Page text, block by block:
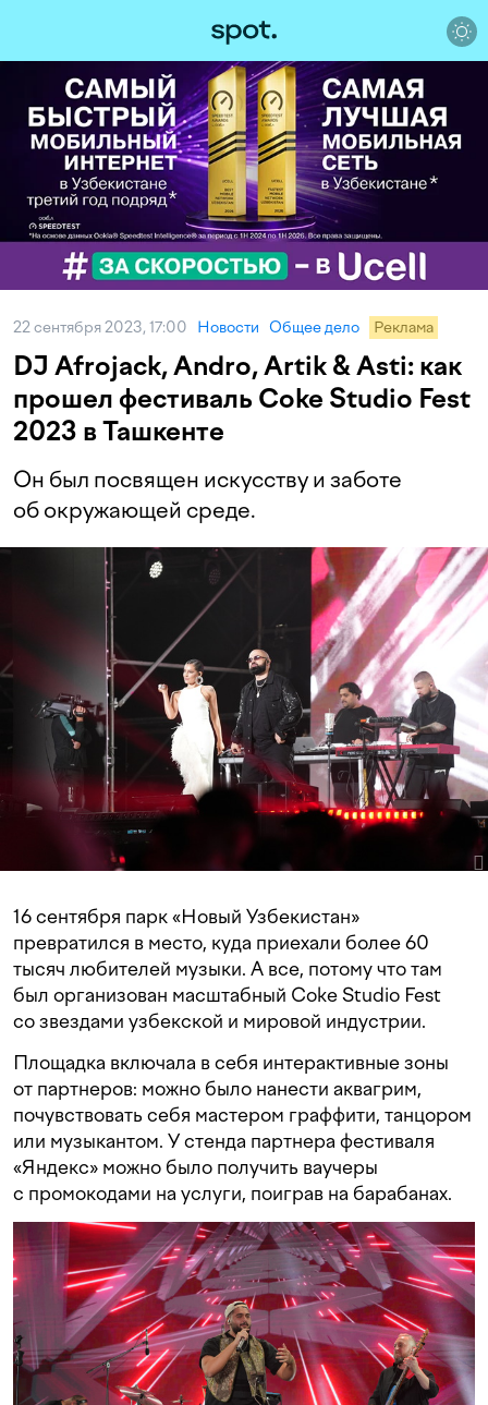
22 сентября 2023, 17:00 Новости Общее дело Реклама
DJ Afrojack, Andro, Artik & Asti: как
прошел фестиваль Coke Studio Fest
2023 в Ташкенте
Он был посвящен искусству и заботе
об окружающей среде.
16 сентября парк «Новый Узбекистан»
превратился в место, куда приехали более 60
тысяч любителей музыки. А все, потому что там
был организован масштабный Coke Studio Fest
со звездами узбекской и мировой индустрии.
Площадка включала в себя интерактивные зоны
от партнеров: можно было нанести аквагрим,
почувствовать себя мастером граффити, танцором
или музыкантом. У стенда партнера фестиваля
«Яндекс» можно было получить ваучеры
с промокодами на услуги, поиграв на барабанах.